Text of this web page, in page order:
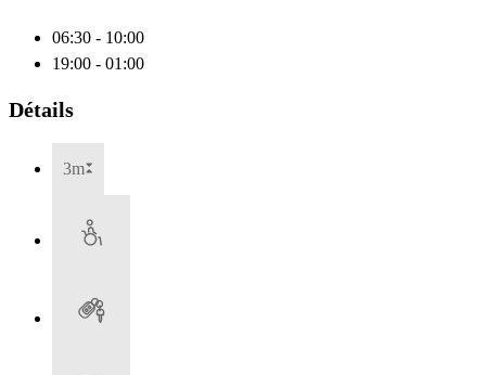
06:30 - 10:00
19:00 - 01:00
Détails
3m